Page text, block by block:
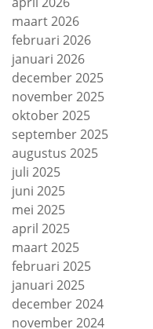
maart 2026
februari 2026
januari 2026
december 2025
november 2025
oktober 2025
september 2025
augustus 2025
juli 2025
juni 2025
mei 2025
april 2025
maart 2025
februari 2025
januari 2025
december 2024
november 2024